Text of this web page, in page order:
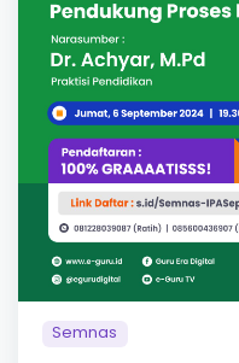
Semnas